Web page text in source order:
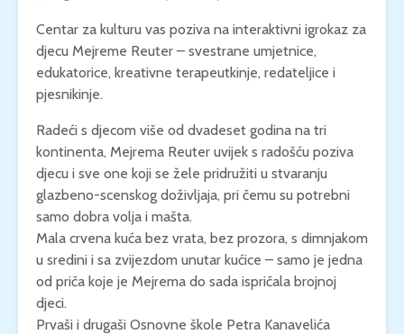
Centar za kulturu vas poziva na interaktivni igrokaz za
djecu Mejreme Reuter – svestrane umjetnice,
edukatorice, kreativne terapeutkinje, redateljice i
pjesnikinje.
Radeći s djecom više od dvadeset godina na tri
kontinenta, Mejrema Reuter uvijek s radošću poziva
djecu i sve one koji se žele pridružiti u stvaranju
glazbeno-scenskog doživljaja, pri čemu su potrebni
samo dobra volja i mašta.
Mala crvena kuća bez vrata, bez prozora, s dimnjakom
u sredini i sa zvijezdom unutar kućice – samo je jedna
od priča koje je Mejrema do sada ispričala brojnoj
djeci.
Prvaši i drugaši Osnovne škole Petra Kanavelića